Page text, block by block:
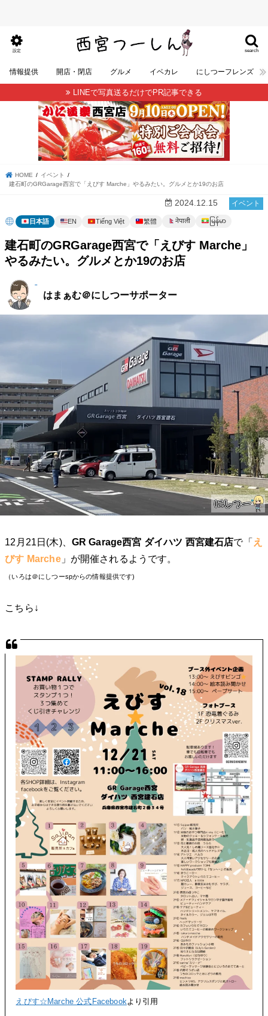
search
設定
情報提供 開店・閉店 グルメ イベカレ にしつーフレンズ
LINEで写真送るだけでPR記事できる
HOME
イベント
建石町のGRGarage西宮で「えびす Marche」やるみたい。グルメとか19のお店
イベント
2024.12.15
日本語 EN Tiếng Việt 繁體 नेपाली မြန်မာ
建石町のGRGarage西宮で「えびす Marche」
やるみたい。グルメとか19のお店
はまぁむ＠にしつーサポーター
12月21日(木)、 GR Garage西宮 ダイハツ 西宮建石店で「え
びす Marche」が開催されるようです。
（いろは＠にしつーspからの情報提供です)
こちら↓
えびす☆Marche 公式Facebook より引用